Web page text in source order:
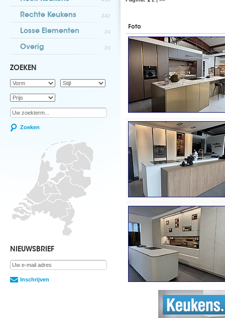
Rechte Keukens 242
Losse Elementen 24
Overig 20
ZOEKEN
Zoeken
NIEUWSBRIEF
Inschrijven
Foto